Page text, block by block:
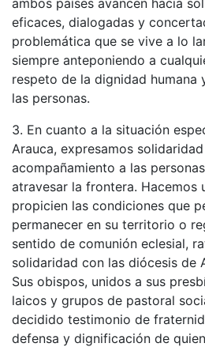
eficaces, dialogadas y
problemática que se vive a lo
siempre anteponiendo a
respeto de la dignidad humana
las personas.
3. En cuanto a la situación
Arauca, expresamos
acompañamiento a las
atravesar la frontera. Hacemos
propicien las condiciones que
permanecer en su territorio o
sentido de comunión eclesial,
solidaridad con las diócesis de
Sus obispos, unidos a sus
laicos y grupos de pastoral
decidido testimonio de
defensa y dignificación de